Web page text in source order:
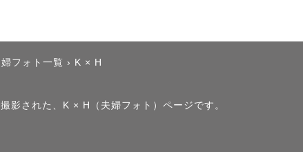
フォト一覧 › K × H
影された、K × H（夫婦フォト）ページです。